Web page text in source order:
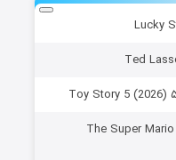
دانلود انیمیشن سوپر ماریو گلکسی The Super Mario